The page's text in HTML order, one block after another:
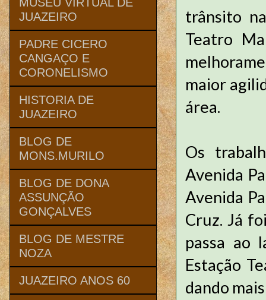
trânsito
Teatro
maior
área.
Os
Avenida
Avenida
Cruz. Já
passa ao
Estação
dando
JUAZEIRO
PADRE CICERO
CANGAÇO E
CORONELISMO
HISTORIA DE
JUAZEIRO
BLOG DE
MONS.MURILO
BLOG DE DONA
ASSUNÇÃO
GONÇALVES
BLOG DE MESTRE
NOZA
JUAZEIRO ANOS 60